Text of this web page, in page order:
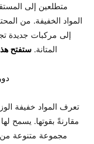
متطلعين إلى
المواد الخفيفة. من
إلى مركبات جديدة
المتانة. ستفتح
تعرف المواد خفيفة
مقارنةً بقوتها. يسمح
مجموعة متنوعة من